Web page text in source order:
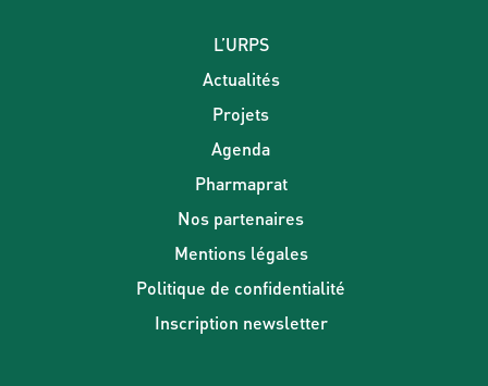
L’URPS
Actualités
Projets
Agenda
Pharmaprat
Nos partenaires
Mentions légales
Politique de confidentialité
Inscription newsletter